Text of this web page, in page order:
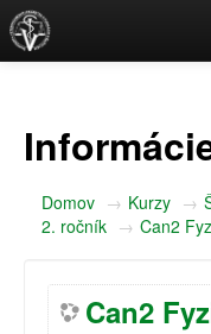
Domov → Kurzy →
2. ročník → Can2
Can2